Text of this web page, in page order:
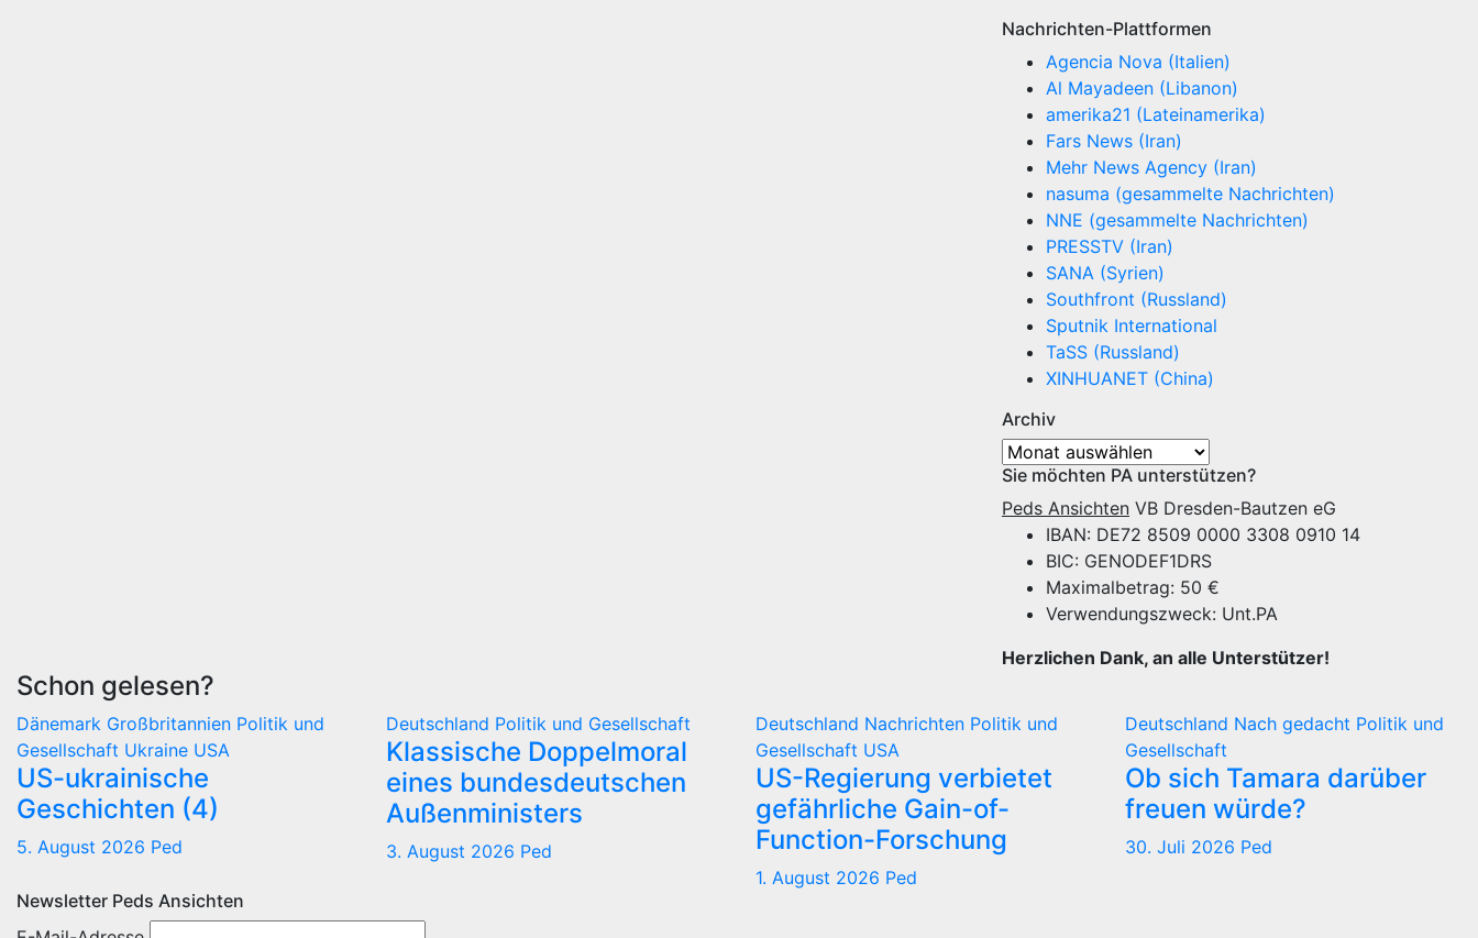
Nachrichten-Plattformen
Agencia Nova (Italien)
Al Mayadeen (Libanon)
amerika21 (Lateinamerika)
Fars News (Iran)
Mehr News Agency (Iran)
nasuma (gesammelte Nachrichten)
NNE (gesammelte Nachrichten)
PRESSTV (Iran)
SANA (Syrien)
Southfront (Russland)
Sputnik International
TaSS (Russland)
XINHUANET (China)
Archiv
Archiv
Sie möchten PA unterstützen?
Peds Ansichten VB Dresden-Bautzen eG
IBAN: DE72 8509 0000 3308 0910 14
BIC: GENODEF1DRS
Maximalbetrag: 50 €
Verwendungszweck: Unt.PA
Herzlichen Dank, an alle Unterstützer!
Schon gelesen?
Dänemark Großbritannien Politik und
Gesellschaft Ukraine USA
US-ukrainische
Geschichten (4)
5. August 2026 Ped
Deutschland Politik und Gesellschaft
Klassische Doppelmoral
eines bundesdeutschen
Außenministers
3. August 2026 Ped
Deutschland Nachrichten Politik und
Gesellschaft USA
US-Regierung verbietet
gefährliche Gain-of-
Function-Forschung
1. August 2026 Ped
Deutschland Nach gedacht Politik und
Gesellschaft
Ob sich Tamara darüber
freuen würde?
30. Juli 2026 Ped
Newsletter Peds Ansichten